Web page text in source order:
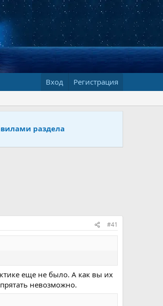
Вход Регистрация
раздела
#41
еще не было. А как вы их
невозможно.